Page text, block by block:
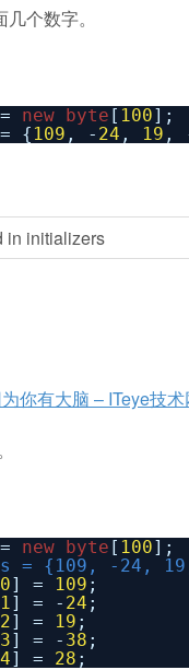
个数字。
new byte [ 100];
{ 109 , - 24 , 19 ,
in initializers
你有大脑 – ITeye技
new byte [ 100];
= {109, -24,
0] = 109 ;
1 ] = - 24 ;
2] = 19 ;
3] = - 38 ;
4] = 28 ;